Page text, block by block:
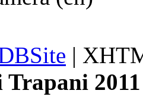
|
2011